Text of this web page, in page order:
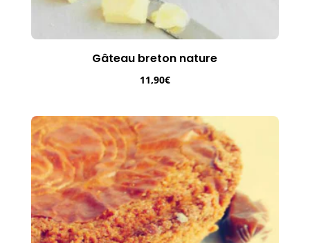
Gâteau breton nature
11,90€